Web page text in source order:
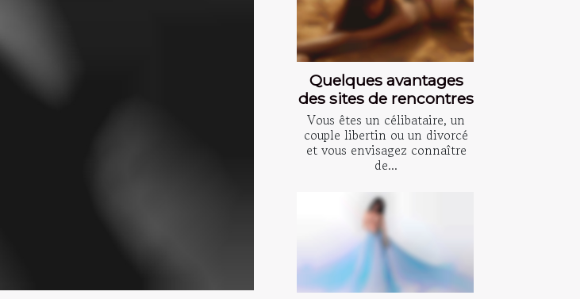
Quelques avantages
des sites de rencontres
Vous êtes un célibataire, un
couple libertin ou un divorcé
et vous envisagez connaître
de...